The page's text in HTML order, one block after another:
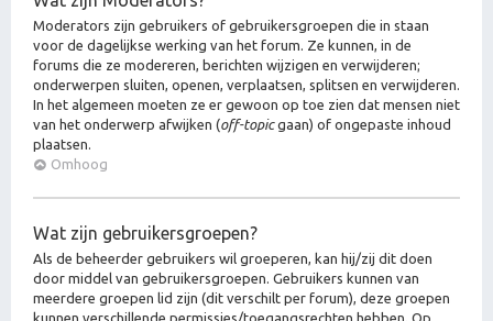
Moderators zijn gebruikers of gebruikersgroepen die in staan
voor de dagelijkse werking van het forum. Ze kunnen, in de
forums die ze modereren, berichten wijzigen en verwijderen;
onderwerpen sluiten, openen, verplaatsen, splitsen en verwijderen.
In het algemeen moeten ze er gewoon op toe zien dat mensen niet
van het onderwerp afwijken (off-topicgaan) of ongepaste inhoud
plaatsen.
Omhoog
Wat zijn gebruikersgroepen?
Als de beheerder gebruikers wil groeperen, kan hij/zij dit doen
door middel van gebruikersgroepen. Gebruikers kunnen van
meerdere groepen lid zijn (dit verschilt per forum), deze groepen
kunnen verschillende permissies/toegangsrechten hebben. Op